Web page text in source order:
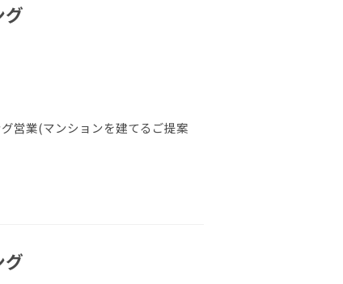
グ
営業(マンションを建てるご提案
グ